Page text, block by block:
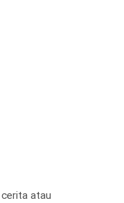
cerita atau